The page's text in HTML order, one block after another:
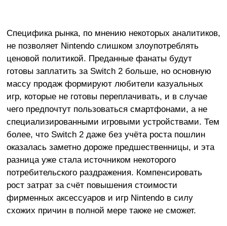
Специфика рынка, по мнению некоторых аналитиков,
не позволяет Nintendo слишком злоупотреблять
ценовой политикой. Преданные фанаты будут
готовы заплатить за Switch 2 больше, но основную
массу продаж формируют любители казуальных
игр, которые не готовы переплачивать, и в случае
чего предпочтут пользоваться смартфонами, а не
специализированными игровыми устройствами. Тем
более, что Switch 2 даже без учёта роста пошлин
оказалась заметно дороже предшественницы, и эта
разница уже стала источником некоторого
потребительского раздражения. Компенсировать
рост затрат за счёт повышения стоимости
фирменных аксессуаров и игр Nintendo в силу
схожих причин в полной мере также не сможет.